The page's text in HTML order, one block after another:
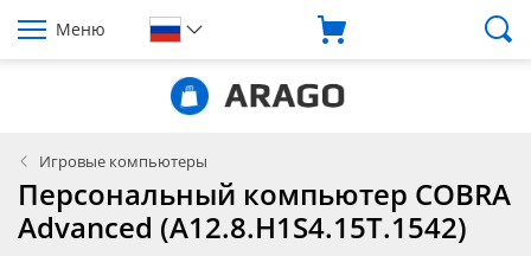
Меню
Игровые компьютеры
Персональный компьютер COBRA
Advanced (A12.8.H1S4.15T.1542)